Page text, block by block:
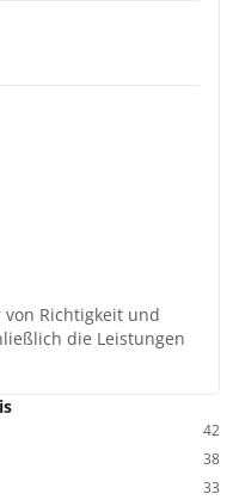
Richtigkeit und
die Leistungen
42
38
33